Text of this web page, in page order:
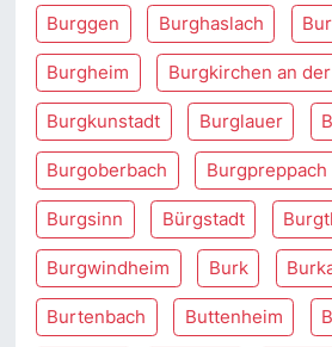
Burggen Burghaslach
Burgheim Burgkirchen an
Burgkunstadt Burglauer
Burgoberbach Burgpreppach
Burgsinn Bürgstadt
Burgwindheim Burk
Burtenbach Buttenheim